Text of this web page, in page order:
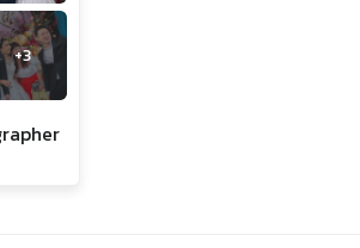
+3